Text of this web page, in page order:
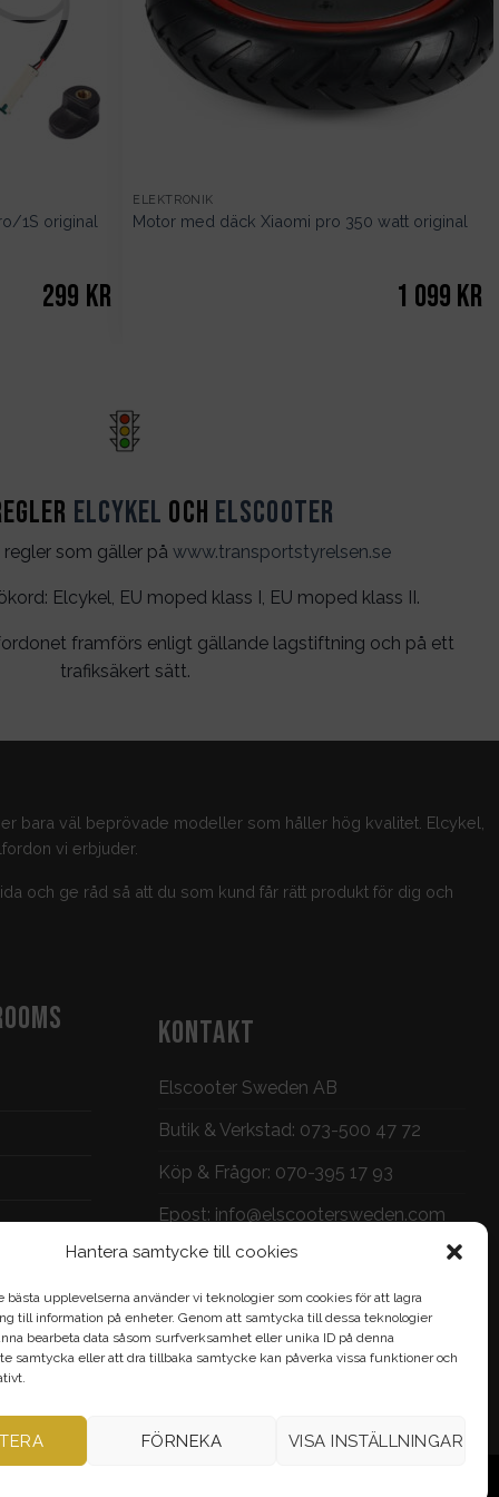
Hantera samtycke till cookies
bästa upplevelserna använder vi teknologier som cookies för att lagra
till information på enheter. Genom att samtycka till dessa teknologier
bearbeta data såsom surfverksamhet eller unika ID på denna
samtycka eller att dra tillbaka samtycke kan påverka vissa funktioner och
FÖRNEKA VISA INSTÄLLNINGAR
1S original
299 kr
ELEKTRONIK
Motor med däck Xiaomi pro 350 watt original
1 099 kr
Elcykel och Elscooter
som gäller på www.transportstyrelsen.se
Elcykel, EU moped klass I, EU moped klass II.
framförs enligt gällande lagstiftning och på ett
trafiksäkert sätt.
bara väl beprövade modeller som håller hög kvalitet. Elcykel,
vi erbjuder.
och ge råd så att du som kund får rätt produkt för dig och
KONTAKT
Elscooter Sweden AB
Butik & Verkstad: 073-500 47 72
Köp & Frågor: 070-395 17 93
Epost: info@elscootersweden.com
Brunnsgatan 7, Jönköping